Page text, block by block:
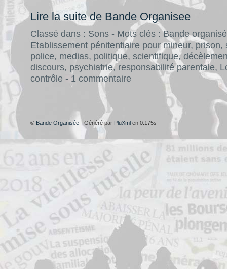
Lire la suite de Bande Organisee
Classé dans : Sons - Mots clés :Bande
Etablissement pénitentiaire pour mineur,prison,
police, medias, politique, scientifique,
discours, psychiatrie, responsabilité parentale,
contrôle - 1 commentaire
© Bande Organisée - Généré par PluXml en 0.175s